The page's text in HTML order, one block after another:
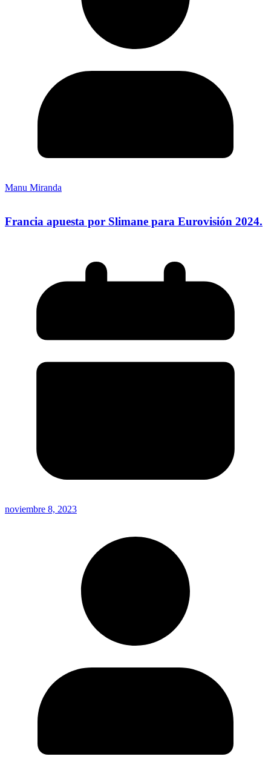
Manu Miranda
Francia apuesta por Slimane para Eurovisión 2024.
noviembre 8, 2023